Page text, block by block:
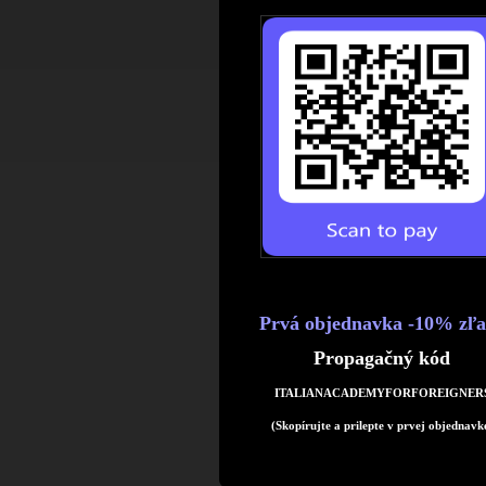
Prvá objednavka -10%
Propagačný kód
(Skopírujte a prilepte v prvej